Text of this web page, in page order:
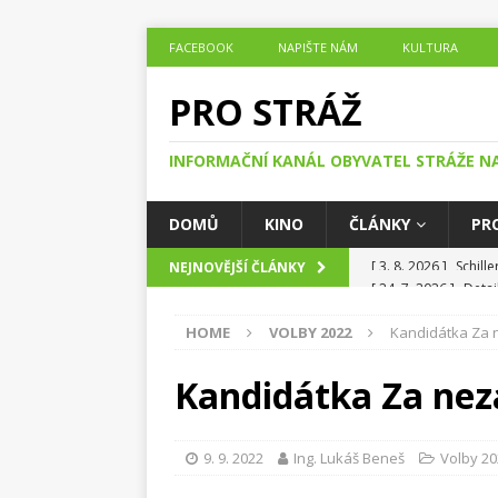
FACEBOOK NAPIŠTE NÁM KULTURA
PRO STRÁŽ
INFORMAČNÍ KANÁL OBYVATEL STRÁŽE
DOMŮ KINO ČLÁNKY
NEJNOVĚJŠÍ ČLÁNKY [ 24. 7. 2026 ]
[ 24. 7. 2026 ] Jak
DĚNÍ V OBCI
Nisou
ČLÁNKY O
HOME VOLBY 2022 Kandidátka Za
Kandidátka Za
9. 9. 2022 Ing. Lukáš Beneš Volby